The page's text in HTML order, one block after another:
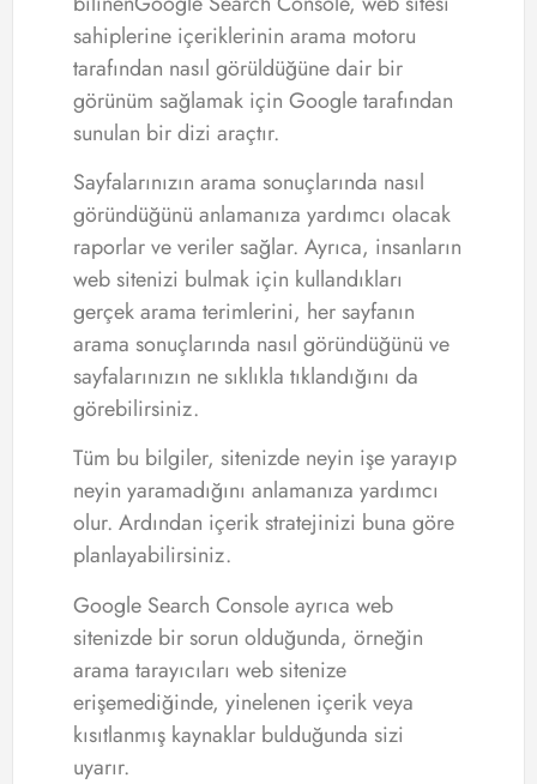
sahiplerine içeriklerinin arama motoru
tarafından nasıl görüldüğüne dair bir
görünüm sağlamak için Google tarafından
sunulan bir dizi araçtır.
Sayfalarınızın arama sonuçlarında nasıl
göründüğünü anlamanıza yardımcı olacak
raporlar ve veriler sağlar. Ayrıca, insanların
web sitenizi bulmak için kullandıkları
gerçek arama terimlerini, her sayfanın
arama sonuçlarında nasıl göründüğünü ve
sayfalarınızın ne sıklıkla tıklandığını da
görebilirsiniz.
Tüm bu bilgiler, sitenizde neyin işe yarayıp
neyin yaramadığını anlamanıza yardımcı
olur. Ardından içerik stratejinizi buna göre
planlayabilirsiniz.
Google Search Console ayrıca web
sitenizde bir sorun olduğunda, örneğin
arama tarayıcıları web sitenize
erişemediğinde, yinelenen içerik veya
kısıtlanmış kaynaklar bulduğunda sizi
uyarır.